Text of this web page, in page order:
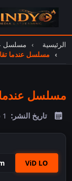
الرئيسية
مسلسل
مسلسل عندما
مسلسل عندما
تاريخ النشر: 1 فبراير 2026
ViD LO